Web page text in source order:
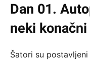
Dan 01.
neki
Šatori su